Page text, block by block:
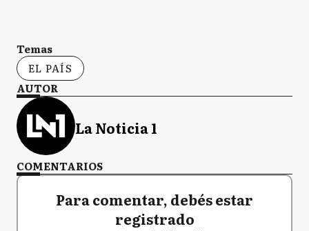
Temas
EL PAÍS
AUTOR
La Noticia 1
COMENTARIOS
Para comentar, debés estar
registrado